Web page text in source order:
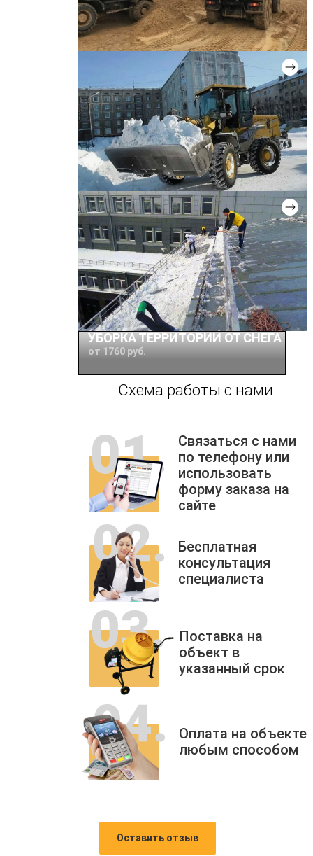
ВЫВОЗ ГРУНТА
Цена: от 2 500 руб.
УБОРКА И ВЫВОЗ СНЕГА
Цена: от 1 900 руб.
УБОРКА ТЕРРИТОРИИ ОТ СНЕГА
от 1760 руб.
Схема работы с нами
Связаться с нами
по телефону или
использовать
форму заказа на
сайте
Бесплатная
консультация
специалиста
Поставка на
объект в
указанный срок
Оплата на объекте
любым способом
Оставить отзыв